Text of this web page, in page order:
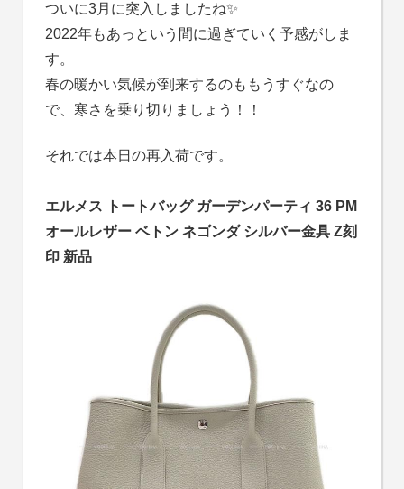
ついに3月に突入しましたね✨
2022年もあっという間に過ぎていく予感がしま
す。
春の暖かい気候が到来するのももうすぐなの
で、寒さを乗り切りましょう！！
それでは本日の再入荷です。
エルメス トートバッグ ガーデンパーティ 36 PM
オールレザー ベトン ネゴンダ シルバー金具 Z刻
印 新品